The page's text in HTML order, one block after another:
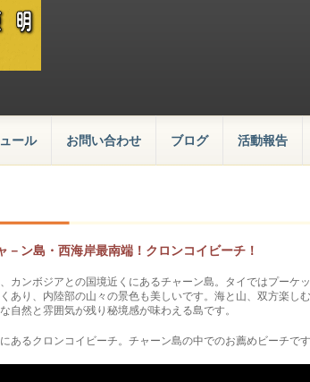
ール お問い合わせ ブログ 活動報告
－ン島・西海岸最南端！クロンコイビーチ！
カンボジアとの国境近くにあるチャーン島。タイではプーケ
あり、内陸部の山々の景色も美しいです。海と山、双方楽し
自然と雰囲気が残り秘境感が味わえる島です。
あるクロンコイビーチ。チャーン島の中でのお薦めビーチです